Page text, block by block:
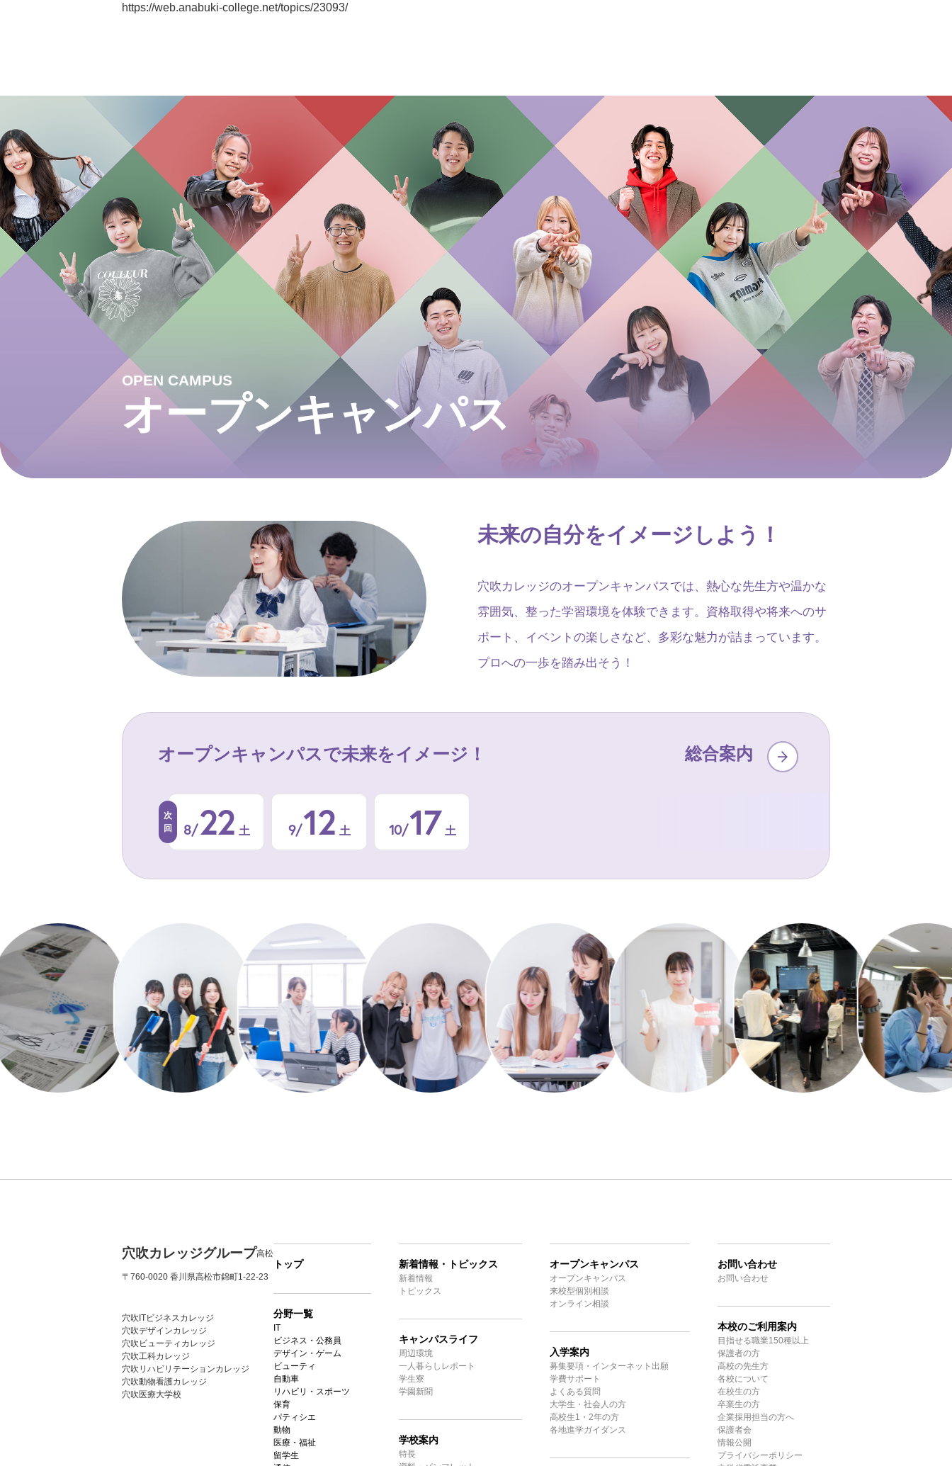
https://web.anabuki-college.net/topics/23093/
OPEN CAMPUS
オープンキャンパス
未来の自分をイメージしよう！
穴吹カレッジのオープンキャンパスでは、熱心な先生方や温かな
雰囲気、整った学習環境を体験できます。資格取得や将来へのサ
ポート、イベントの楽しさなど、多彩な魅力が詰まっています。
プロへの一歩を踏み出そう！
オープンキャンパスで未来をイメージ！ 総合案内
8/22 土 9/12 土 10/17 土
穴吹カレッジグループ高松
〒760-0020 香川県高松市錦町1-22-23
穴吹ITビジネスカレッジ
穴吹デザインカレッジ
穴吹ビューティカレッジ
穴吹工科カレッジ
穴吹リハビリテーションカレッジ
穴吹動物看護カレッジ
穴吹医療大学校
トップ
分野一覧
IT
ビジネス・公務員
デザイン・ゲーム
ビューティ
自動車
リハビリ・スポーツ
保育
パティシエ
動物
医療・福祉
留学生
新着情報・トピックス
新着情報
トピックス
キャンパスライフ
周辺環境
一人暮らしレポート
学生寮
学園新聞
学校案内
特長
オープンキャンパス
オープンキャンパス
来校型個別相談
オンライン相談
入学案内
募集要項・インターネット出願
学費サポート
よくある質問
大学生・社会人の方
高校生1・2年の方
各地進学ガイダンス
お問い合わせ
お問い合わせ
本校のご利用案内
目指せる職業150種以上
保護者の方
高校の先生方
各校について
在校生の方
卒業生の方
企業採用担当の方へ
保護者会
情報公開
プライバシーポリシー